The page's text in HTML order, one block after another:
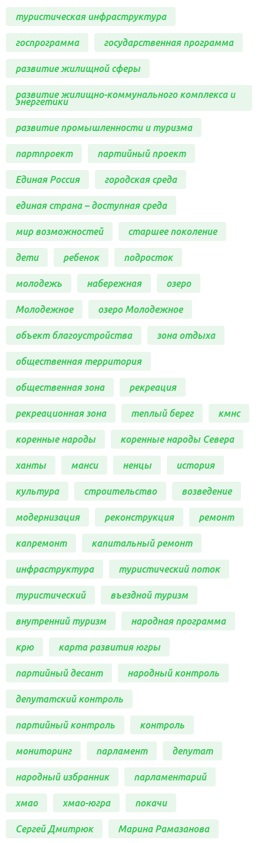
туристическая инфраструктура
госпрограмма государственная программа
развитие жилищной сферы
развитие жилищно-коммунального комплекса и
энергетики
развитие промышленности и туризма
партпроект партийный проект
Единая Россия городская среда
единая страна – доступная среда
мир возможностей старшее поколение
дети ребенок подросток
молодежь набережная озеро
Молодежное озеро Молодежное
объект благоустройства зона отдыха
общественная территория
общественная зона рекреация
рекреационная зона теплый берег кмнс
коренные народы коренные народы Севера
ханты манси ненцы история
культура строительство возведение
модернизация реконструкция ремонт
капремонт капитальный ремонт
инфраструктура туристический поток
туристический въездной туризм
внутренний туризм народная программа
крю карта развития югры
партийный десант народный контроль
депутатский контроль
партийный контроль контроль
мониторинг парламент депутат
народный избранник парламентарий
хмао хмао-югра покачи
Сергей Дмитрюк Марина Рамазанова